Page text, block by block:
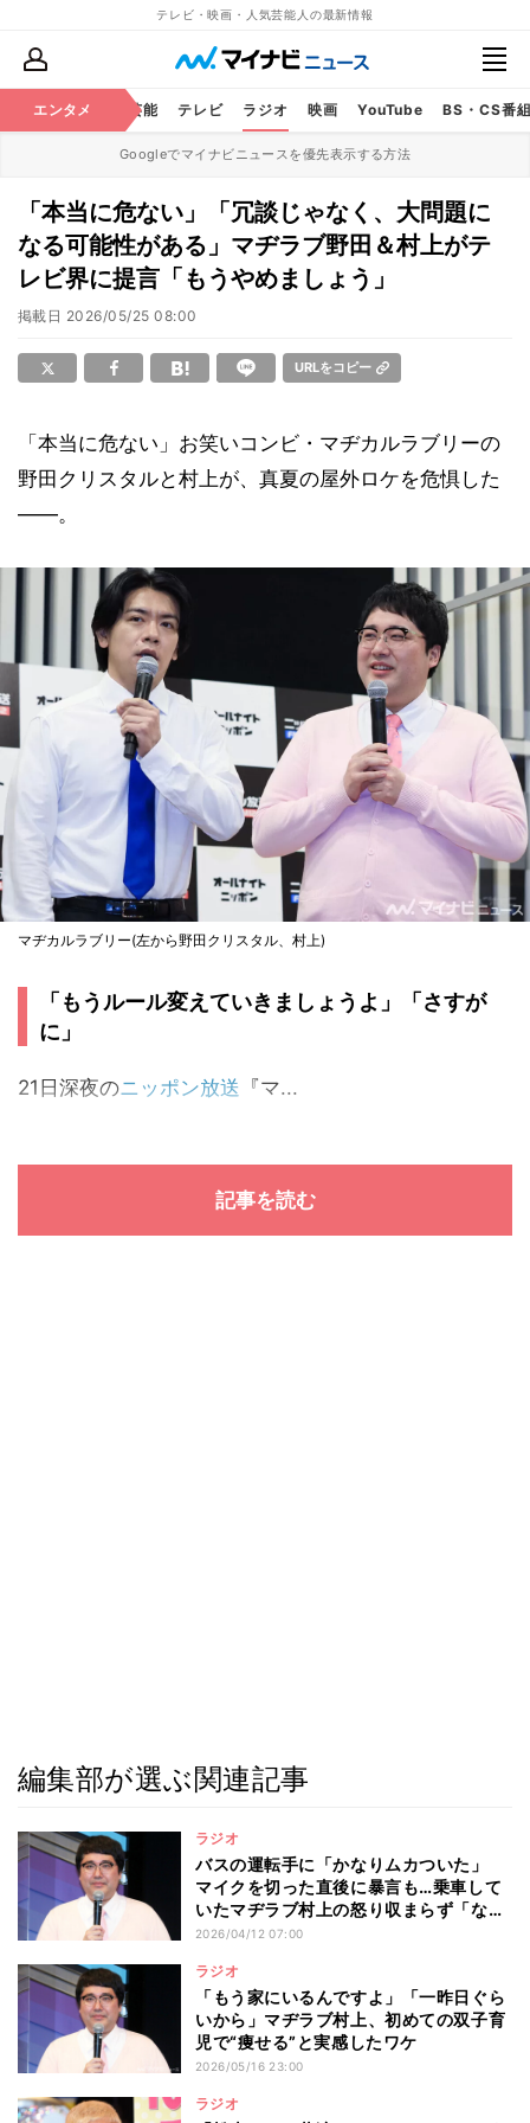
テレビ・映画・人気芸能人の最新情報
エンタメ 芸能 テレビ ラジオ 映画 YouTube BS・CS番
Googleでマイナビニュースを優先表示する方法
「本当に危ない」「冗談じゃなく、大問題に
なる可能性がある」マヂラブ野田＆村上がテ
レビ界に提言「もうやめましょう」
掲載日 2026/05/25 08:00
URLをコピー
「本当に危ない」お笑いコンビ・マヂカルラブリーの
野田クリスタルと村上が、真夏の屋外ロケを危惧した
――。
マヂカルラブリー(左から野田クリスタル、村上)
「もうルール変えていきましょうよ」「さすが
に」
21日深夜のニッポン放送 『マ...
記事を読む
編集部が選ぶ関連記事
ラジオ
バスの運転手に「かなりムカついた」
マイクを切った直後に暴言も…乗車して
いたマヂラブ村上の怒り収まらず「なん
で怒られなきゃいけないの?」
2026/04/12 07:00
ラジオ
「もう家にいるんですよ」「一昨日ぐら
いから」マヂラブ村上、初めての双子育
児で“痩せる”と実感したワケ
2026/05/16 23:00
ラジオ